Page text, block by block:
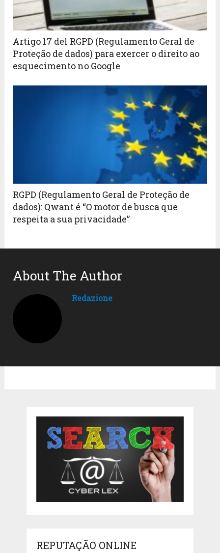
Artigo 17 del RGPD (Regulamento Geral de
Proteção de dados) para exercer o direito ao
esquecimento no Google
RGPD (Regulamento Geral de Proteção de
dados): Qwant é “O motor de busca que
respeita a sua privacidade”
About The Author
Redazione
REPUTAÇÃO ONLINE